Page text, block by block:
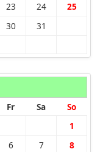
23 24 25
30 31
Fr Sa So
1
6 7 8